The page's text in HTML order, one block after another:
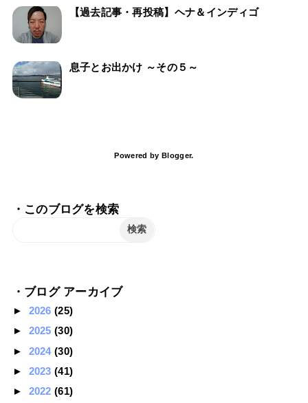
【過去記事・再投稿】ヘナ＆インディゴ
息子とお出かけ ～その５～
Powered by Blogger.
・このブログを検索
・ブログ アーカイブ
► 2026(25)
► 2025(30)
► 2024(30)
► 2023(41)
► 2022(61)